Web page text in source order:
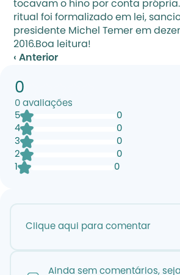
tocavam o hino por conta
ritual foi formalizado em lei,
presidente Michel Temer em
2016.Boa leitura!
‹ Anterior
0
0 avaliações
5
0
4
0
3
0
2
0
1
0
Clique aqui para comentar
Ainda sem comentários,